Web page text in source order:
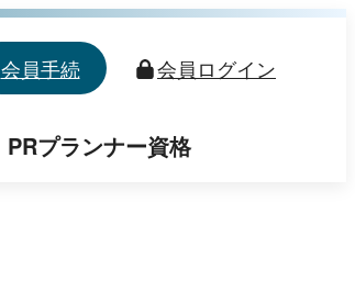
会員手続 会員ログイン
PRプランナー資格